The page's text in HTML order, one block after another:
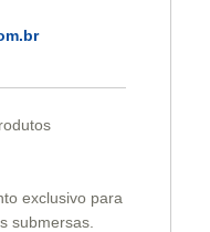
exclusivo para
submersas.